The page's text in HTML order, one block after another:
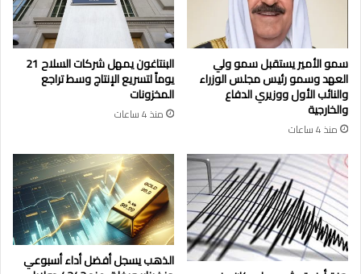
سمو الأمير يستقبل سمو ولي
العهد وسمو رئيس مجلس الوزراء
والنائب الأول ووزيري الدفاع
والخارجية
منذ 4 ساعات
البنتاغون يمهل شركات السلاح 21
يوماً لتسريع الإنتاج وسط تراجع
المخزونات
منذ 4 ساعات
الذهب يسجل أفضل أداء أسبوعي